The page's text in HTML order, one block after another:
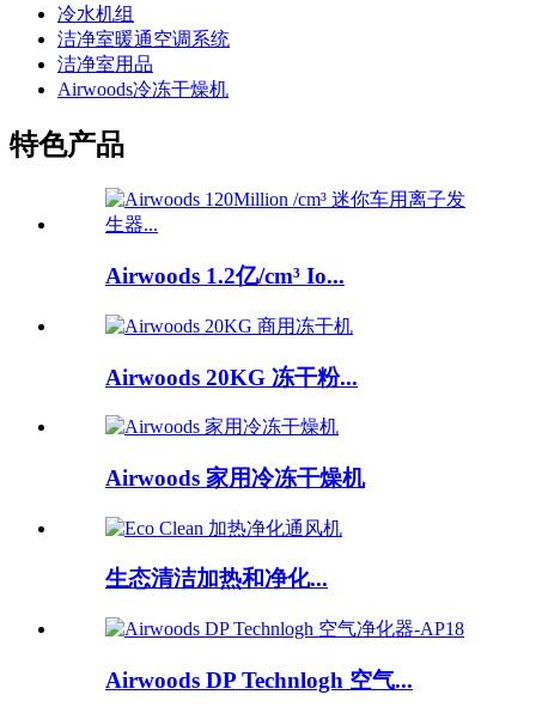
冷水机组
洁净室暖通空调系统
洁净室用品
Airwoods冷冻干燥机
特色产品
Airwoods 1.2亿/cm³ Io...
Airwoods 20KG 冻干粉...
Airwoods 家用冷冻干燥机
生态清洁加热和净化...
Airwoods DP Technlogh 空气...